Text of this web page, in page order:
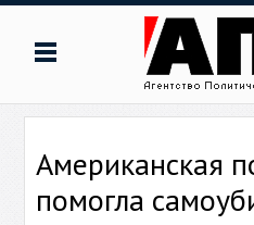
Американская
помогла